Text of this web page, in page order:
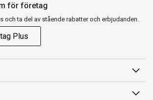
för företag
och ta del av stående rabatter och erbjudanden.
Plus